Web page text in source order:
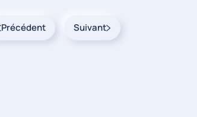
Précédent Suivant